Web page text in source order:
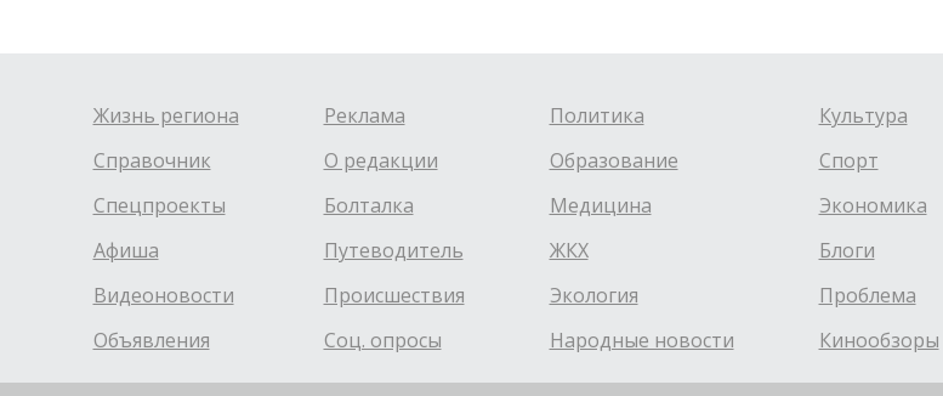
Жизнь региона
Справочник
Спецпроекты
Афиша
Видеоновости
Объявления
Реклама
О редакции
Болталка
Путеводитель
Происшествия
Соц. опросы
Политика
Образование
Медицина
ЖКХ
Экология
Народные новости
Культура
Спорт
Экономика
Блоги
Проблема
Кинообзоры